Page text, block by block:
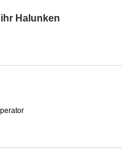
Halunken